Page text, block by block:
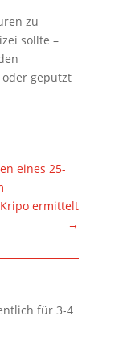
zu
sollte –
geputzt
eines 25-
ermittelt
→
für 3-4